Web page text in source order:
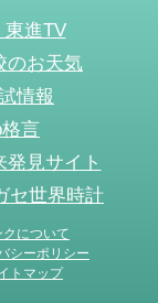
進TV
のお天気
情報
言
見サイト
セ世界時計
クについて
シーポリシー
トマップ